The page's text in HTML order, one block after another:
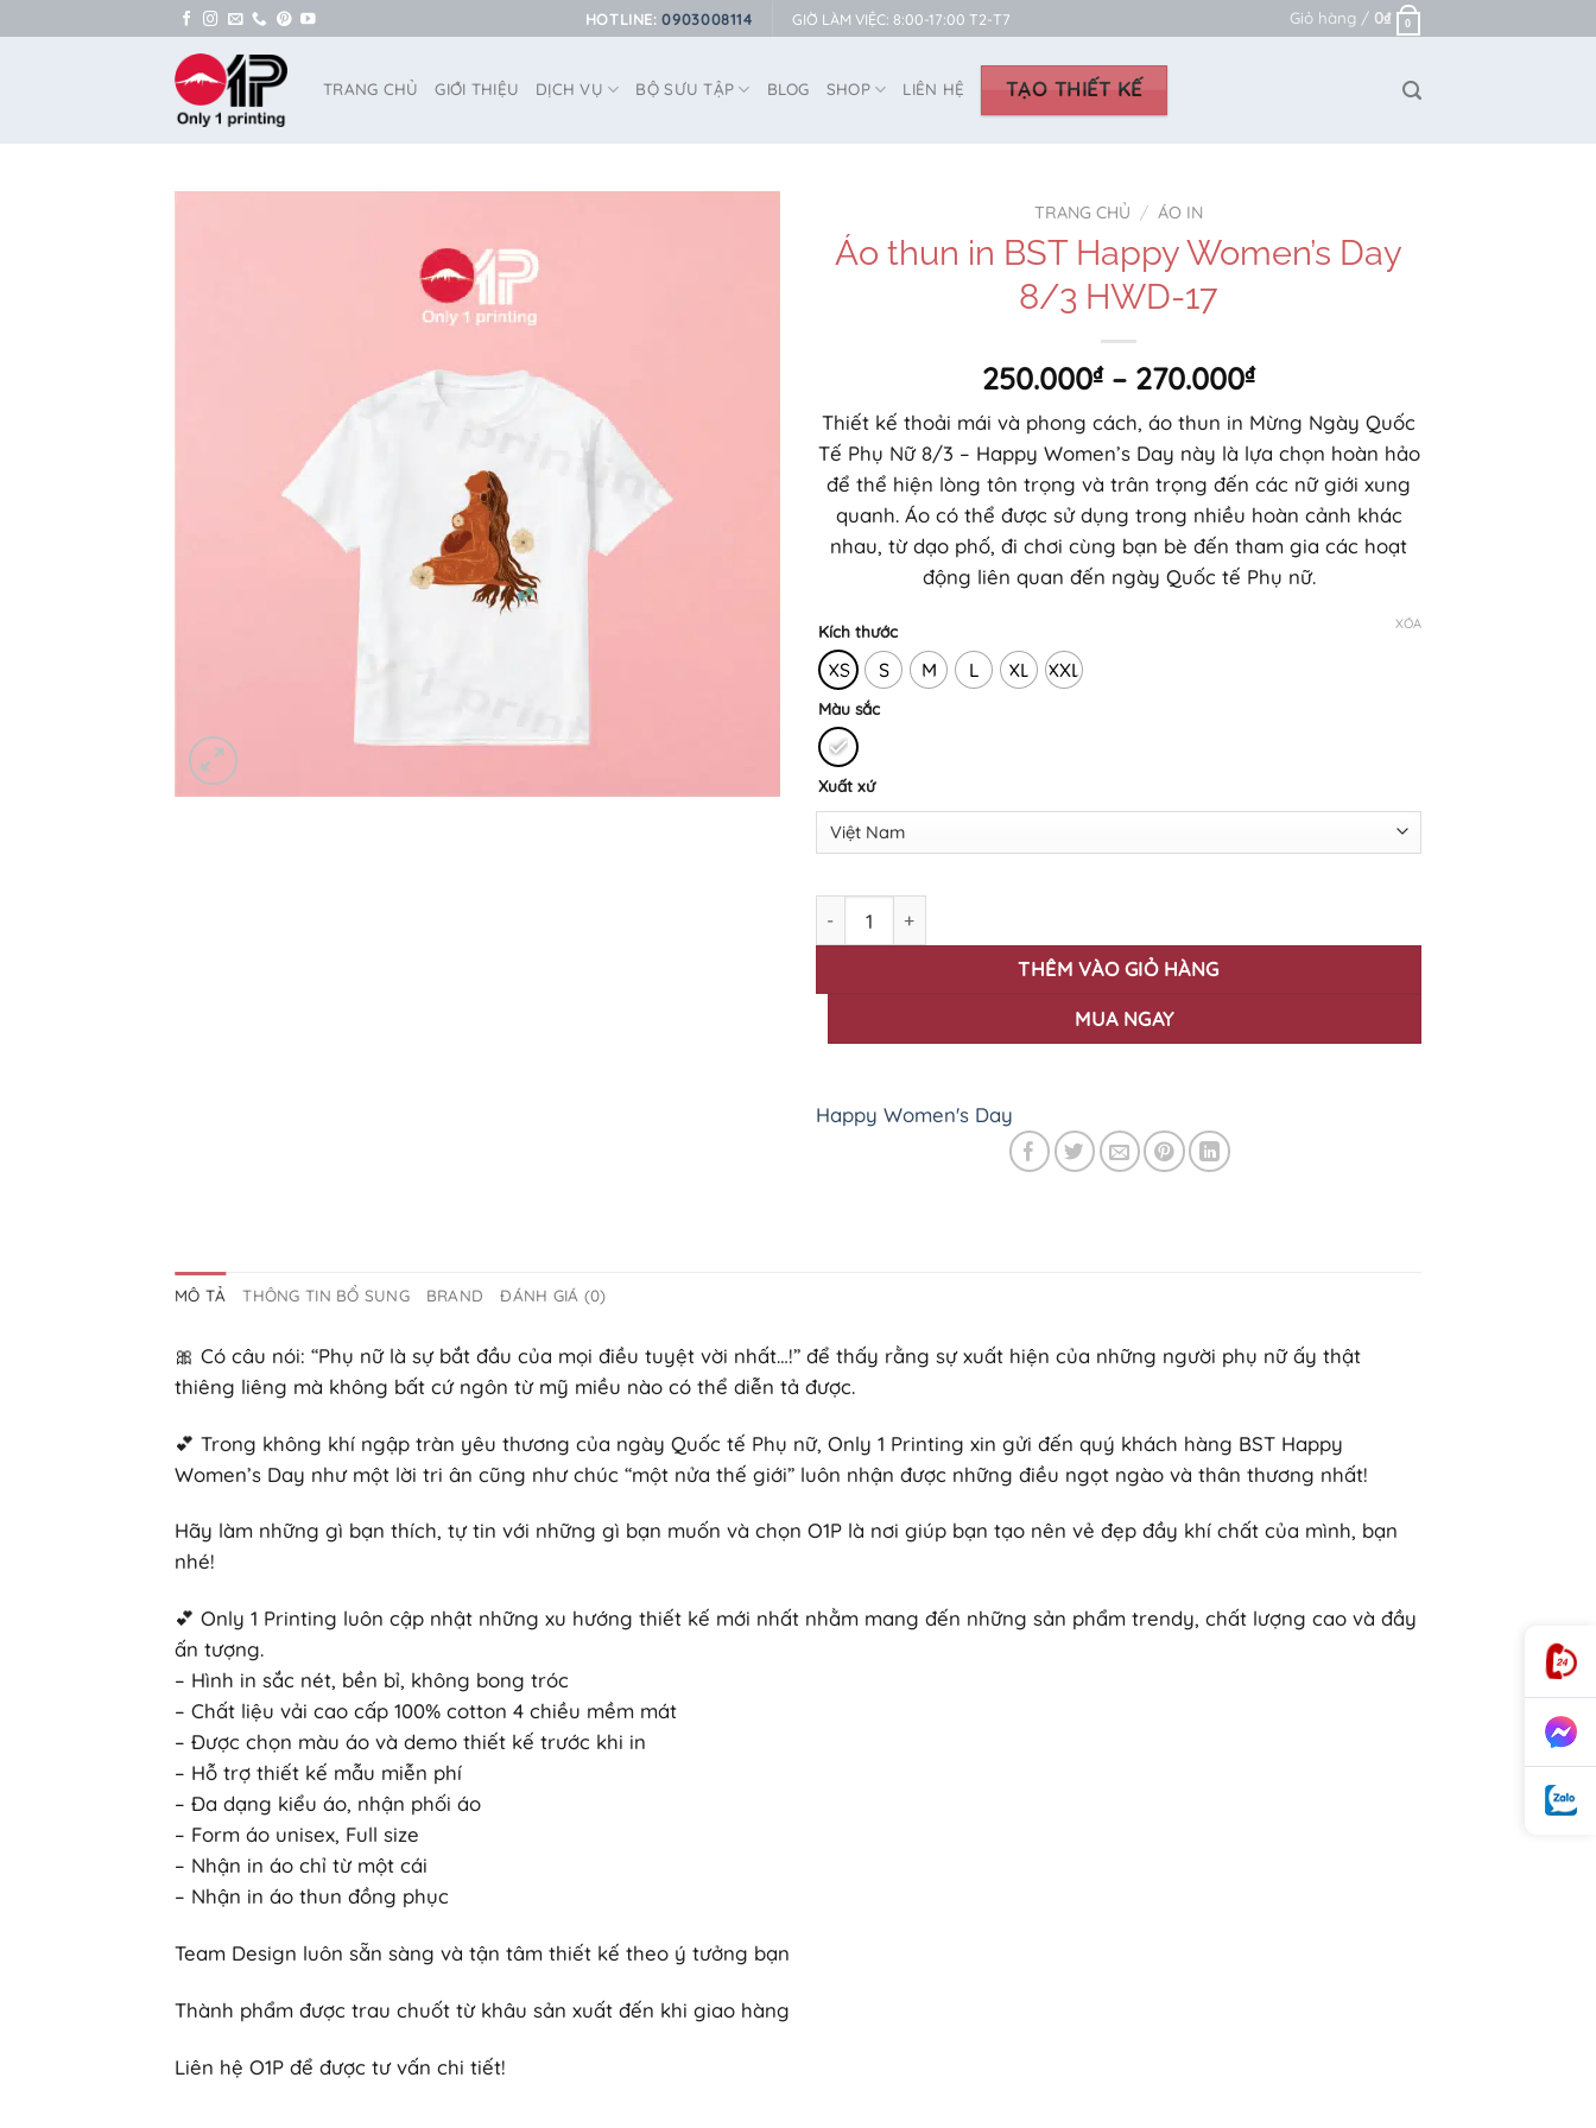
qua
HOTLINE:0903008114 GIỜ LÀM VIỆC: 8:00-17:00 T2-T7 Giỏ hàng / 0₫ 0
TRANG CHỦ GIỚI THIỆU DỊCH VỤ BỘ SƯU TẬP BLOG SHOP LIÊN HỆ TẠO THIẾT KẾ
TRANG CHỦ / ÁO IN
Áo thun in BST Happy Women’s Day
8/3 HWD-17
250.000₫ – 270.000₫Khoảng
giá:
từ
250.000₫
đến
270.000₫
Thiết kế thoải mái và phong cách, áo thun in Mừng Ngày Quốc
Tế Phụ Nữ 8/3 – Happy Women’s Day này là lựa chọn hoàn hảo
để thể hiện lòng tôn trọng và trân trọng đến các nữ giới xung
quanh. Áo có thể được sử dụng trong nhiều hoàn cảnh khác
nhau, từ dạo phố, đi chơi cùng bạn bè đến tham gia các hoạt
động liên quan đến ngày Quốc tế Phụ nữ.
Kích thước
XS S M L XL XXL
Màu sắc
Xuất xứ
XÓA
THÊM VÀO GIỎ HÀNG
MUA NGAY
Happy Women's Day
MÔ TẢ THÔNG TIN BỔ SUNG BRAND ĐÁNH GIÁ (0)
🎀 Có câu nói: “Phụ nữ là sự bắt đầu của mọi điều tuyệt vời nhất…!” để thấy rằng sự xuất hiện của những người phụ nữ ấy thật
thiêng liêng mà không bất cứ ngôn từ mỹ miều nào có thể diễn tả được.
💕 Trong không khí ngập tràn yêu thương của ngày Quốc tế Phụ nữ, Only 1 Printing xin gửi đến quý khách hàng BST Happy
Women’s Day như một lời tri ân cũng như chúc “một nửa thế giới” luôn nhận được những điều ngọt ngào và thân thương nhất!
Hãy làm những gì bạn thích, tự tin với những gì bạn muốn và chọn O1P là nơi giúp bạn tạo nên vẻ đẹp đầy khí chất của mình, bạn
nhé!
💕 Only 1 Printing luôn cập nhật những xu hướng thiết kế mới nhất nhằm mang đến những sản phẩm trendy, chất lượng cao và đầy
ấn tượng.
– Hình in sắc nét, bền bỉ, không bong tróc
– Chất liệu vải cao cấp 100% cotton 4 chiều mềm mát
– Được chọn màu áo và demo thiết kế trước khi in
– Hỗ trợ thiết kế mẫu miễn phí
– Đa dạng kiểu áo, nhận phối áo
– Form áo unisex, Full size
– Nhận in áo chỉ từ một cái
– Nhận in áo thun đồng phục
Team Design luôn sẵn sàng và tận tâm thiết kế theo ý tưởng bạn
Thành phẩm được trau chuốt từ khâu sản xuất đến khi giao hàng
Liên hệ O1P để được tư vấn chi tiết!